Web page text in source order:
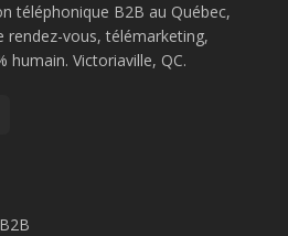
téléphonique B2B au Québec,
rendez-vous, télémarketing,
humain. Victoriaville, QC.